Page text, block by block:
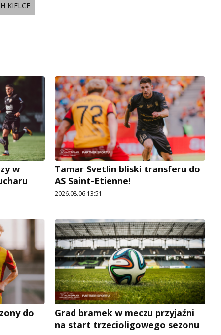
KIELCE
w
Tamar Svetlin bliski transferu do
AS Saint-Etienne!
2026.08.06 13:51
do
Grad bramek w meczu przyjaźni
na start trzecioligowego sezonu